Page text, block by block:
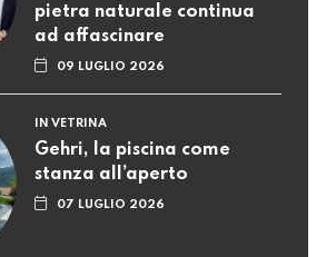
pietra naturale continua
ad affascinare
09 LUGLIO 2026
IN VETRINA
Gehri, la piscina come
stanza all’aperto
07 LUGLIO 2026